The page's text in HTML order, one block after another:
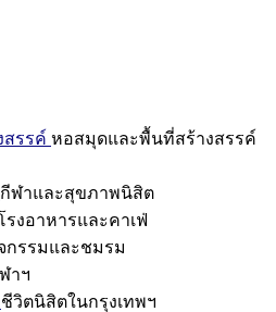
รรค์ หอสมุดและพื้นที่สร้างสรรค์
กีฬาและสุขภาพนิสิต
รงอาหารและคาเฟ่
กรรมและชมรม
าฯ
ชีวิตนิสิตในกรุงเทพฯ